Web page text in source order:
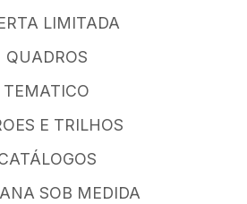
LIMITADA
QUADROS
TEMATICO
E TRILHOS
SOB MEDIDA